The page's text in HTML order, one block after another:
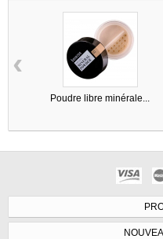
Poudre libre minérale...
‹